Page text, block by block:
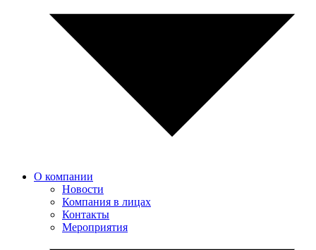
О компании
Новости
Компания в лицах
Контакты
Мероприятия